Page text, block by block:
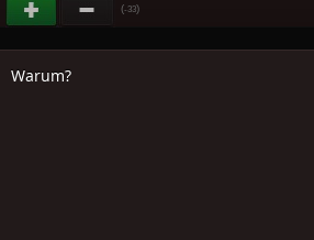
(-33)
Warum?